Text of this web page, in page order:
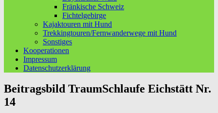
Fränkische Schweiz
Fichtelgebirge
Kajaktouren mit Hund
Trekkingtouren/Fernwanderwege mit Hund
Sonstiges
Kooperationen
Impressum
Datenschutzerklärung
Beitragsbild TraumSchlaufe Eichstätt Nr.
14